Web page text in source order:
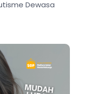
Dewasa